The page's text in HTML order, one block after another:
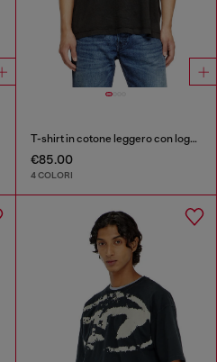
T-shirt in cotone leggero con logo Oval D metallizzato
€85.00
4 COLORI